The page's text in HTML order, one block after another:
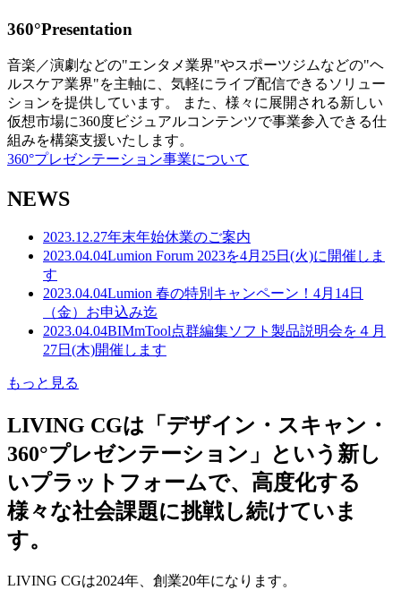
360°Presentation
音楽／演劇などの"エンタメ業界"やスポーツジムなどの"ヘ
ルスケア業界"を主軸に、気軽にライブ配信できるソリュー
ションを提供しています。 また、様々に展開される新しい
仮想市場に360度ビジュアルコンテンツで事業参入できる仕
組みを構築支援いたします。
360°プレゼンテーション事業について
NEWS
2023.12.27年末年始休業のご案内
2023.04.04Lumion Forum 2023を4月25日(火)に開催しま
す
2023.04.04Lumion 春の特別キャンペーン！4月14日
（金）お申込み迄
2023.04.04BIMmTool点群編集ソフト製品説明会を４月
27日(木)開催します
もっと見る
LIVING CGは「デザイン・スキャン・
360°プレゼンテーション」という新し
いプラットフォームで、高度化する
様々な社会課題に挑戦し続けていま
す。
LIVING CGは2024年、創業20年になります。